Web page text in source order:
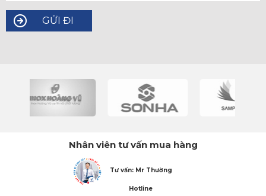
Nhân viên tư vấn mua hàng
Tư vấn: Mr Thường
Hotline